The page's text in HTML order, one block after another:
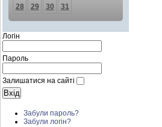
28
29 30 31
Логін
Пароль
Залишатися на сайті
Забули пароль?
Забули логін?